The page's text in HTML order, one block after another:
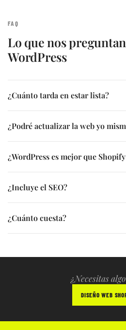
FAQ
Lo que nos
WordPress
¿Cuánto tarda en estar lista?
¿Podré actualizar la web yo
¿WordPress es mejor que
¿Incluye el SEO?
¿Cuánto cuesta?
¿Necesitas
DISEÑO WEB